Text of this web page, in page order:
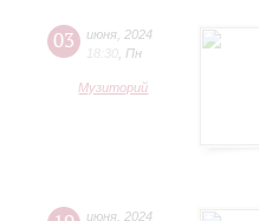
03 июня 2024
18:30 Пн
Музиторий
июня 2024